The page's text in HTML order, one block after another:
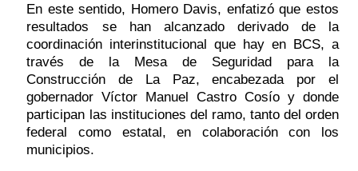
En este sentido, Homero Davis, enfatizó que estos
resultados se han alcanzado derivado de la
coordinación interinstitucional que hay en BCS, a
través de la Mesa de Seguridad para la
Construcción de La Paz, encabezada por el
gobernador Víctor Manuel Castro Cosío y donde
participan las instituciones del ramo, tanto del orden
federal como estatal, en colaboración con los
municipios.